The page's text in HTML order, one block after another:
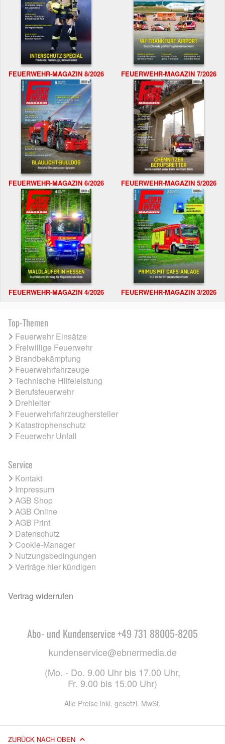
FEUERWEHR-MAGAZIN 8/2026 FEUERWEHR-MAGAZIN 7/2026
FEUERWEHR-MAGAZIN 6/2026 FEUERWEHR-MAGAZIN 5/2026
FEUERWEHR-MAGAZIN 4/2026 FEUERWEHR-MAGAZIN 3/2026
Top-Themen
Feuerwehr Einsätze
Freiwillige Feuerwehr
Brandbekämpfung
Feuerwehrfahrzeuge
Technische Hilfeleistung
Berufsfeuerwehr
Drehleiter
Feuerwehrfahrzeughersteller
Katastrophenschutz
Feuerwehr Unfall
Service
Kontakt
Impressum
AGB Shop
AGB Online
AGB Print
Datenschutz
Cookie-Manager
Nutzungsbedingungen
Verträge hier kündigen
Vertrag widerrufen
Abo- und Kundenservice +49 731 88005-8205
kundenservice@ebnermedia.de
(Mo. - Do. 9.00 Uhr bis 17.00 Uhr,
Fr. 9.00 bis 15.00 Uhr)
Alle Preise inkl. gesetzl. MwSt.
ZURÜCK NACH OBEN